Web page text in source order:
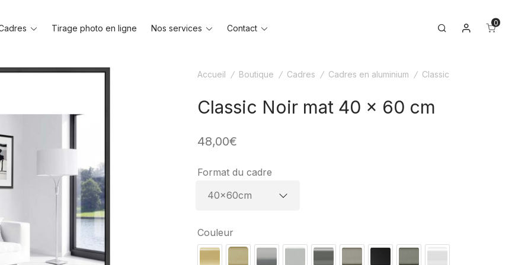
ToggleTirage photo en ligne Nos services
ToggleContact
Toggle
Search Mon compte
0
Accueil / Boutique / Cadres / Cadres en aluminium / Classic
Classic Noir mat 40 x 60 cm
48,00€
Format du cadre
Couleur